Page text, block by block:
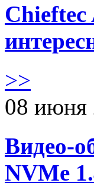
Chieftec
>>
08 июня
Видео-
NVMe